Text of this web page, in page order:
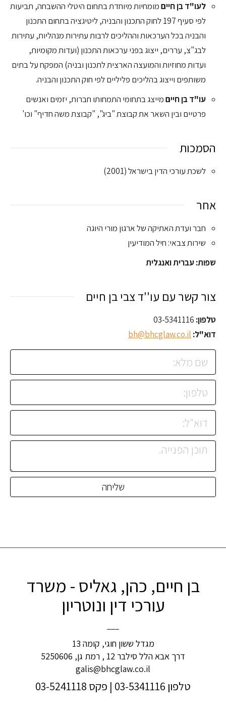
לעו"ד בן חייםמומחיות מיוחדת בתחום היטלי ההשבחה, תביעות
לפי סעיף 197 לחוק התכנון והבניה, ליטיגציה בתחום התכנון
והבניה בכל הערכאות וההליכים לרבות עתירות מנהליות, עתירות
לבג"צ, עררים, ייצוג בפני ערכאות התכנון (ועדות מקומיות,
ועדות מחוזיות והמועצה הארצית לתכנון ובניה) המפקח על בתים
משותפים וייצוג בהליכים פליליים לפי חוק התכנון והבניה.
עו"ד בן חייםמייצג בתחומי התמחותו חברות, יזמים ואנשים
פרטיים ובין השאר את קבוצת "ביג", "קבוצת משה חדיף" וכו'
הסמכות
לשכת עורכי הדין בישראל (2001)
אחר
חבר ועדת האתיקה של ארגון מורי היוגה
שירות צבאי: חיל המודיעין
שפות: עברית ואנגלית
צור קשר עם עו''ד צבי בן חיים
טלפון: 03-5341116
דוא"ל: bh@bhcglaw.co.il
בן חיים, כהן, גאליס - משרד
עורכי דין ונוטריון
מגדל ששון חוגי, קומה 13
דרך אבא הלל סילבר 12 , רמת גן, 5250606
galis@bhcglaw.co.il
טלפון 03-5341116 | פקס 03-5241118